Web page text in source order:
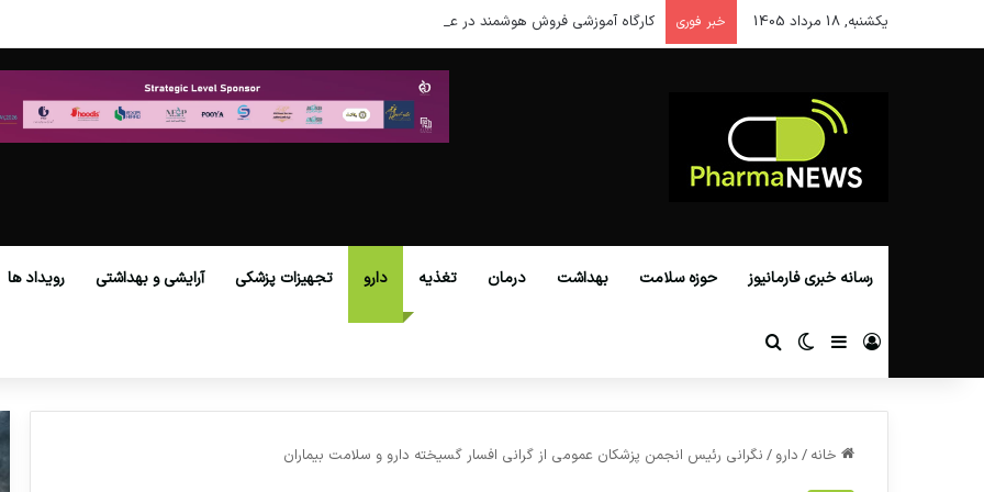
یکشنبه, 18 مرداد 1405 خبر فوری کارگاه آموزشی فروش هوشمند در عصر نوین
رسانه خبری فارمانیوز حوزه سلامت بهداشت درمان تغذیه دارو تجهیزات پزشکی آرایشی و بهداشتی رویداد ها
ورود سایدبارتغییر پوسته
خانه / دارو / نگرانی رئیس انجمن پزشکان عمومی از گرانی افسار گسیخته دارو و سلامت بیماران